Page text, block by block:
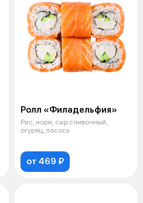
Ролл «Филадельфия»
Рис, нори, сыр сливочный,
огурец, лосось
от 469 ₽